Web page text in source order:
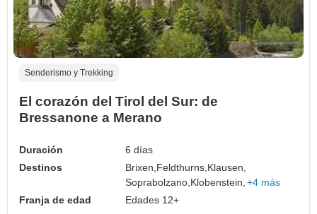
Senderismo y Trekking
El corazón del Tirol del Sur: de
Bressanone a Merano
Duración
6 días
Destinos
Brixen, Feldthurns, Klausen,
Soprabolzano, Klobenstein, +4 más
Franja de edad
Edades 12+